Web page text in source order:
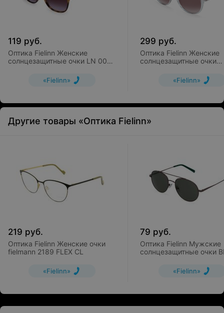
119 руб.
Оптика Fielinn Женские
солнцезащитные очки LN 005
«Fielinn»
299 руб.
Оптика Fielinn Женские
солнцезащитные очки
«Fielinn»
Другие товары «Оптика Fielinn»
219 руб.
Оптика Fielinn Женские очки
fielmann 2189 FLEX CL
«Fielinn»
79 руб.
Оптика Fielinn Мужские
солнцезащитные очки
«Fielinn»